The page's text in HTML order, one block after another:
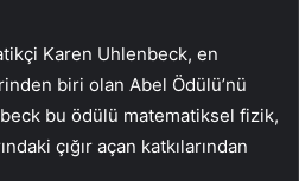
Karen Uhlenbeck, en
biri olan Abel Ödülü’nü
bu ödülü matematiksel fizik,
çığır açan katkılarından